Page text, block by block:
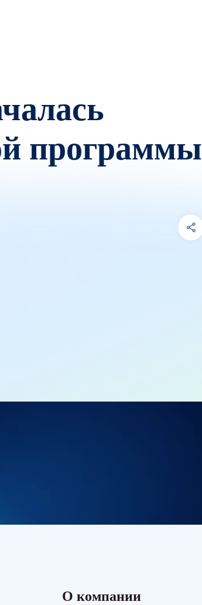
программы
О компании